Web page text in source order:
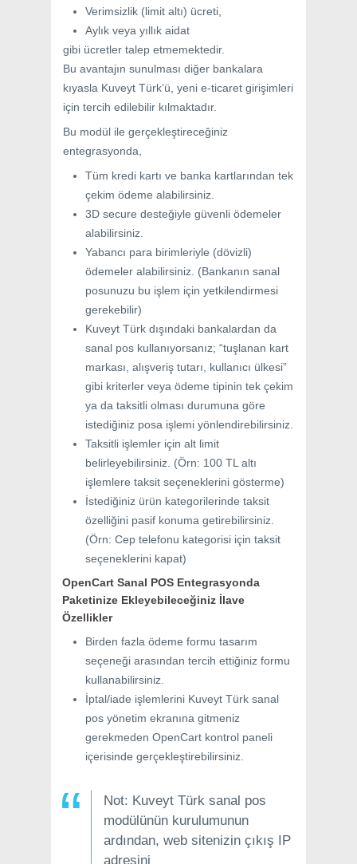
Verimsizlik (limit altı) ücreti,
Aylık veya yıllık aidat
gibi ücretler talep etmemektedir.
Bu avantajın sunulması diğer bankalara
kıyasla Kuveyt Türk’ü, yeni e-ticaret girişimleri
için tercih edilebilir kılmaktadır.
Bu modül ile gerçekleştireceğiniz
entegrasyonda,
Tüm kredi kartı ve banka kartlarından tek
çekim ödeme alabilirsiniz.
3D secure desteğiyle güvenli ödemeler
alabilirsiniz.
Yabancı para birimleriyle (dövizli)
ödemeler alabilirsiniz. (Bankanın sanal
posunuzu bu işlem için yetkilendirmesi
gerekebilir)
Kuveyt Türk dışındaki bankalardan da
sanal pos kullanıyorsanız; “tuşlanan kart
markası, alışveriş tutarı, kullanıcı ülkesi”
gibi kriterler veya ödeme tipinin tek çekim
ya da taksitli olması durumuna göre
istediğiniz posa işlemi yönlendirebilirsiniz.
Taksitli işlemler için alt limit
belirleyebilirsiniz. (Örn: 100 TL altı
işlemlere taksit seçeneklerini gösterme)
İstediğiniz ürün kategorilerinde taksit
özelliğini pasif konuma getirebilirsiniz.
(Örn: Cep telefonu kategorisi için taksit
seçeneklerini kapat)
OpenCart Sanal POS Entegrasyonda
Paketinize Ekleyebileceğiniz İlave
Özellikler
Birden fazla ödeme formu tasarım
seçeneği arasından tercih ettiğiniz formu
kullanabilirsiniz.
İptal/iade işlemlerini Kuveyt Türk sanal
pos yönetim ekranına gitmeniz
gerekmeden OpenCart kontrol paneli
içerisinde gerçekleştirebilirsiniz.
Not: Kuveyt Türk sanal pos
modülünün kurulumunun
ardından, web sitenizin çıkış IP
adresini